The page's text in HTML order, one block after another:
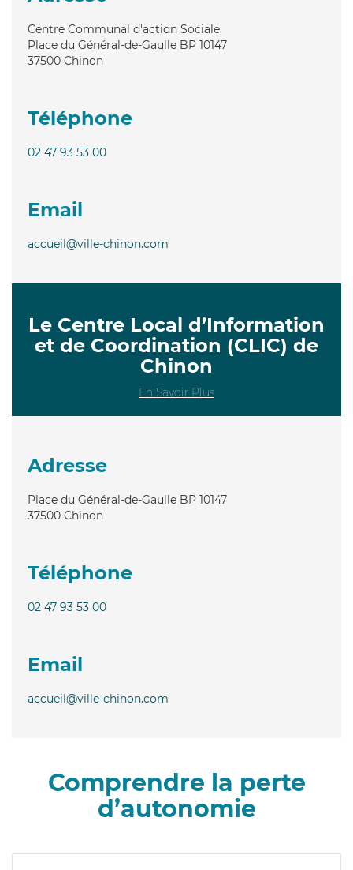
Centre Communal d'action Sociale
Place du Général-de-Gaulle BP 10147
37500 Chinon
Téléphone
02 47 93 53 00
Email
accueil@ville-chinon.com
Le Centre Local d’Information
et de Coordination (CLIC) de
Chinon
En Savoir Plus
Adresse
Place du Général-de-Gaulle BP 10147
37500 Chinon
Téléphone
02 47 93 53 00
Email
accueil@ville-chinon.com
Comprendre la perte
d’autonomie